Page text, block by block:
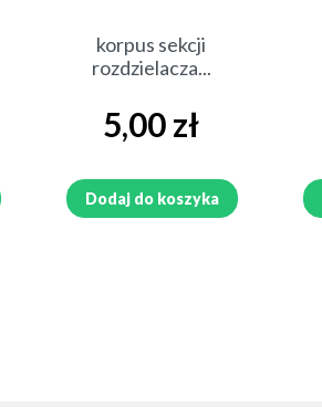
Szybki podgląd
korpus sekcji
rozdzielacza...
Cena
5,00 zł
Dodaj do koszyka